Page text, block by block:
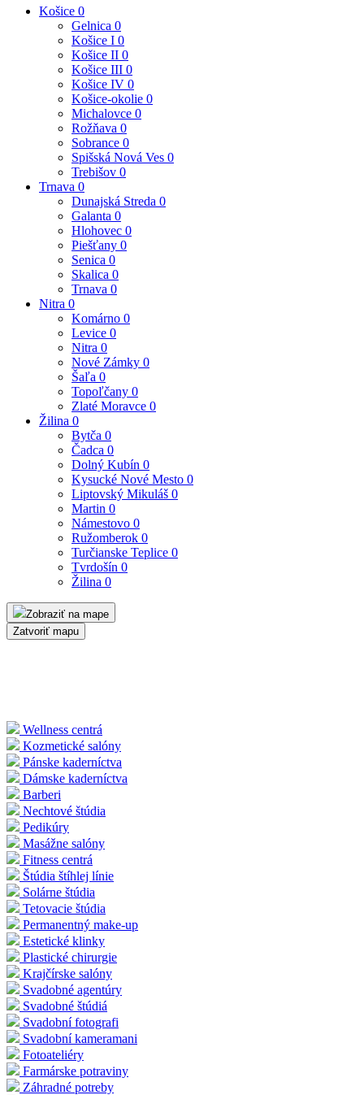
Košice 0
Gelnica 0
Košice I 0
Košice II 0
Košice III 0
Košice IV 0
Košice-okolie 0
Michalovce 0
Rožňava 0
Sobrance 0
Spišská Nová Ves 0
Trebišov 0
Trnava 0
Dunajská Streda 0
Galanta 0
Hlohovec 0
Piešťany 0
Senica 0
Skalica 0
Trnava 0
Nitra 0
Komárno 0
Levice 0
Nitra 0
Nové Zámky 0
Šaľa 0
Topoľčany 0
Zlaté Moravce 0
Žilina 0
Bytča 0
Čadca 0
Dolný Kubín 0
Kysucké Nové Mesto 0
Liptovský Mikuláš 0
Martin 0
Námestovo 0
Ružomberok 0
Turčianske Teplice 0
Tvrdošín 0
Žilina 0
Zobraziť na mape
Zatvoriť mapu
Wellness centrá
Kozmetické salóny
Pánske kaderníctva
Dámske kaderníctva
Barberi
Nechtové štúdia
Pedikúry
Masážne salóny
Fitness centrá
Štúdia štíhlej línie
Solárne štúdia
Tetovacie štúdia
Permanentný make-up
Estetické klinky
Plastické chirurgie
Krajčírske salóny
Svadobné agentúry
Svadobné štúdiá
Svadobní fotografi
Svadobní kameramani
Fotoateliéry
Farmárske potraviny
Záhradné potreby